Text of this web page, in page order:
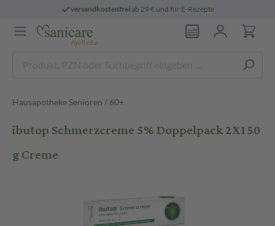
versandkostenfreiab 29 € und für E-Rezepte
Hausapotheke Senioren / 60+
ibutop Schmerzcreme 5% Doppelpack 2X150
g Creme